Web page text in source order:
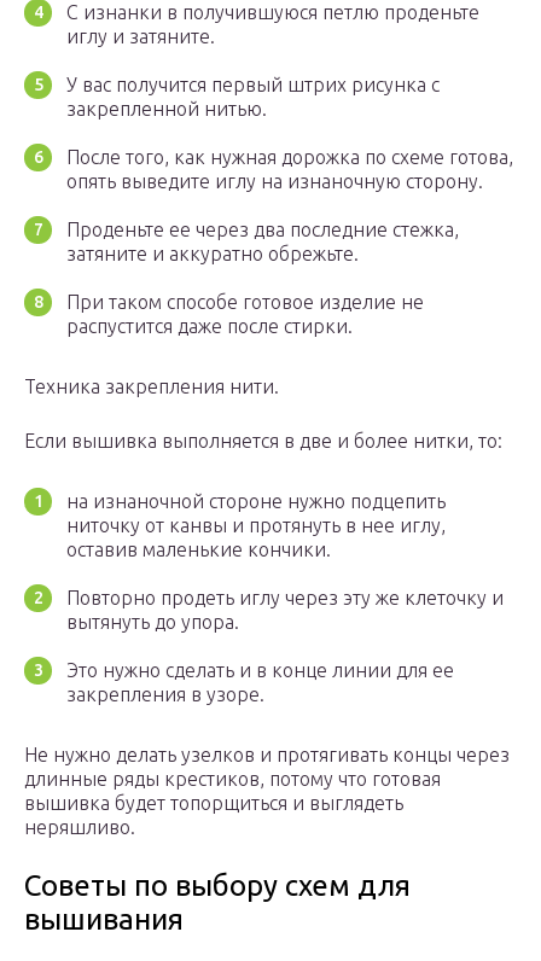
С изнанки в получившуюся петлю проденьте
иглу и затяните.
У вас получится первый штрих рисунка с
закрепленной нитью.
После того, как нужная дорожка по схеме готова,
опять выведите иглу на изнаночную сторону.
Проденьте ее через два последние стежка,
затяните и аккуратно обрежьте.
При таком способе готовое изделие не
распустится даже после стирки.
Техника закрепления нити.
Если вышивка выполняется в две и более нитки, то:
на изнаночной стороне нужно подцепить
ниточку от канвы и протянуть в нее иглу,
оставив маленькие кончики.
Повторно продеть иглу через эту же клеточку и
вытянуть до упора.
Это нужно сделать и в конце линии для ее
закрепления в узоре.
Не нужно делать узелков и протягивать концы через
длинные ряды крестиков, потому что готовая
вышивка будет топорщиться и выглядеть
неряшливо.
Советы по выбору схем для
вышивания